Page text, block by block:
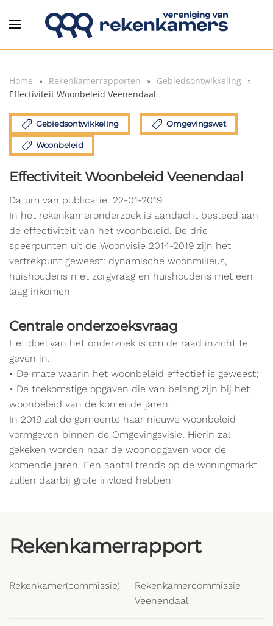
Overslaan en naar de inhoud gaan
Home Rekenkamerrapporten
Gebiedsontwikkeling
Effectiviteit Woonbeleid Veenendaal
Gebiedsontwikkeling Omgevingswet
Woonbeleid
Effectiviteit Woonbeleid Veenendaal
Datum van publicatie: 22-01-2019
In het rekenkameronderzoek is aandacht besteed aan
de effectiviteit van het woonbeleid. De drie
speerpunten uit de Woonvisie 2014-2019 zijn het
vertrekpunt geweest: dynamische woonmilieus,
huishoudens met zorgvraag en huishoudens met een
laag inkomen
Centrale onderzoeksvraag
Het doel van het onderzoek is om de raad inzicht te
geven in:
• De mate waarin het woonbeleid effectief is geweest;
• De toekomstige opgaven die van belang zijn bij het
woonbeleid van de komende jaren.
In 2019 zal de gemeente haar nieuwe woonbeleid
vormgeven binnen de Omgevingsvisie. Hierin zal
gekeken worden naar de woonopgaven voor de
komende jaren. Een aantal trends op de woningmarkt
zullen daarbij grote invloed hebben
Rekenkamerrapport
Rekenkamer(commissie)
Rekenkamercommissie
Veenendaal